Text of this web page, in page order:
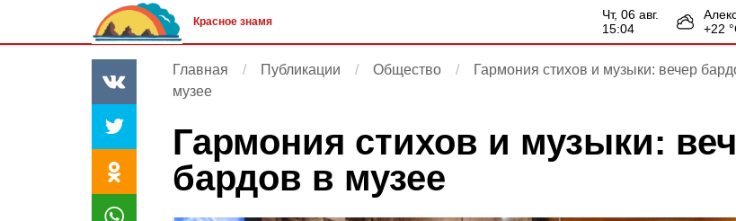
Красное знамя
чт, 06 авг.
15:04
+22
Главная Публикации Общество
Гармония стихов и музыки: вечер
музее
Гармония стихов и музыки:
бардов в музее